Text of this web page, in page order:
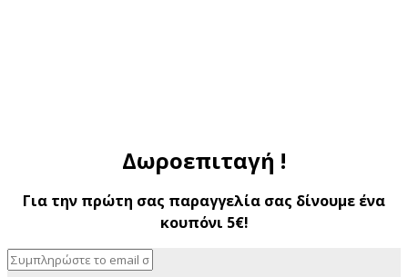
Δωροεπιταγή !
Για την πρώτη σας παραγγελία σας δίνουμε ένα
κουπόνι 5€!